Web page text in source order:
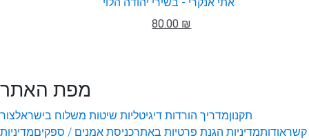
80.00 ₪
מפת האתר
תקנוןמדריך הורדות דיגיטליות שיטות משלוח בישראלצור
קשראודותמדיניות הגנת פרטיות באתרכניסת אמנים / ספקיםמדיניות